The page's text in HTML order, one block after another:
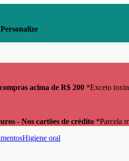
acima de R$ 200 *Exceto
- Nos cartões de crédito *Parcela
Higiene oral